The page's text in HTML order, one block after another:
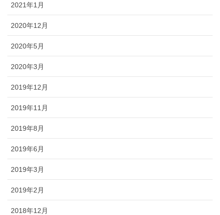
2021年1月
2020年12月
2020年5月
2020年3月
2019年12月
2019年11月
2019年8月
2019年6月
2019年3月
2019年2月
2018年12月